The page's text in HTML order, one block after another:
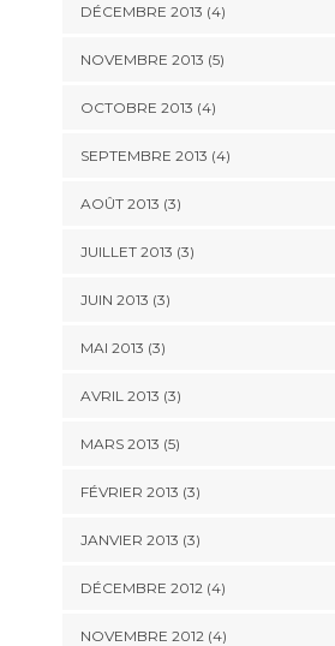
DÉCEMBRE 2013 (4)
NOVEMBRE 2013 (5)
OCTOBRE 2013 (4)
SEPTEMBRE 2013 (4)
AOÛT 2013 (3)
JUILLET 2013 (3)
JUIN 2013 (3)
MAI 2013 (3)
AVRIL 2013 (3)
MARS 2013 (5)
FÉVRIER 2013 (3)
JANVIER 2013 (3)
DÉCEMBRE 2012(4)
NOVEMBRE 2012(4)